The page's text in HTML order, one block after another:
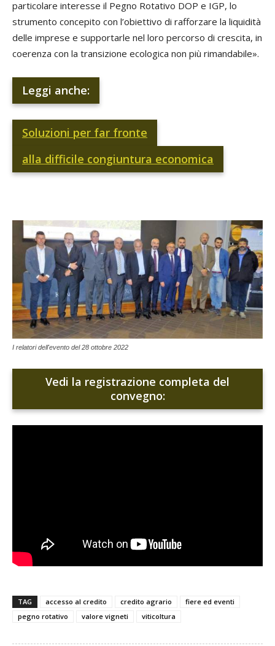
particolare interesse il Pegno Rotativo DOP e IGP, lo
strumento concepito con l’obiettivo di rafforzare la liquidità
delle imprese e supportarle nel loro percorso di crescita, in
coerenza con la transizione ecologica non più rimandabile».
Leggi anche:
Soluzioni per far fronte
alla difficile congiuntura economica
I relatori dell'evento del 28 ottobre 2022
Vedi la registrazione completa del
convegno:
TAG accesso al credito credito agrario
fiere ed eventi
pegno rotativo
valore vigneti viticoltura